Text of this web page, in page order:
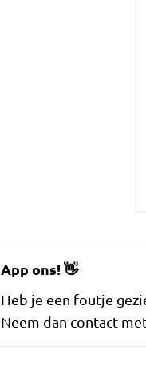
App ons!👋
Heb je een foutje
Neem dan contact